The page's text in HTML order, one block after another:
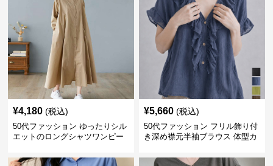
¥4,180 (税込)
50代ファッション ゆったりシル
エットのロングシャツワンピー
¥5,660 (税込)
50代ファッション フリル飾り付
き深め襟元半袖ブラウス 体型カ